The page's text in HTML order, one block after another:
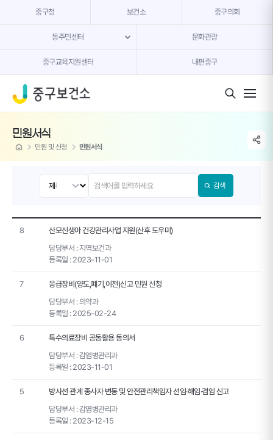
중구청 보건소 중구의회
동주민센터 문화관광
중구교육지원센터 내편중구
민원서식
home 민원 및 신청 민원서식
share
검색
8
산모신생아 건강관리사업 지원(산후 도우미)
담당부서 :지역보건과
등록일 : 2023-11-01
7
응급장비(양도,폐기,이전)신고 민원 신청
담당부서 :의약과
등록일 : 2025-02-24
6
특수의료장비 공동활용 동의서
담당부서 :감염병관리과
등록일 : 2023-11-01
5
방사선 관계 종사자 변동 및 안전관리책임자 선임·해임·겸임 신고
담당부서 :감염병관리과
등록일 : 2023-12-15